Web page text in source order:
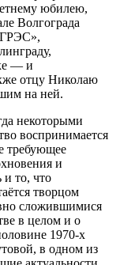
юбилею,
Волгограда
— и
отцу Николаю
на ней.
некоторыми
воспринимается
требующее
и
и то, что
творцом
сложившимися
в целом и о
1970-х
в одном из